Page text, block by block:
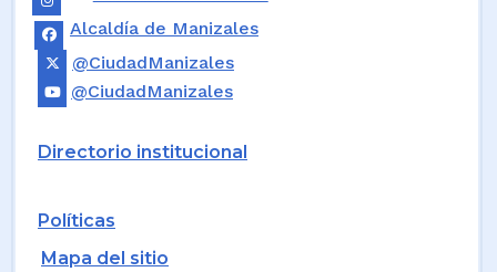
Alcaldía de Manizales
@CiudadManizales
@CiudadManizales
Directorio institucional
Políticas
Mapa del sitio